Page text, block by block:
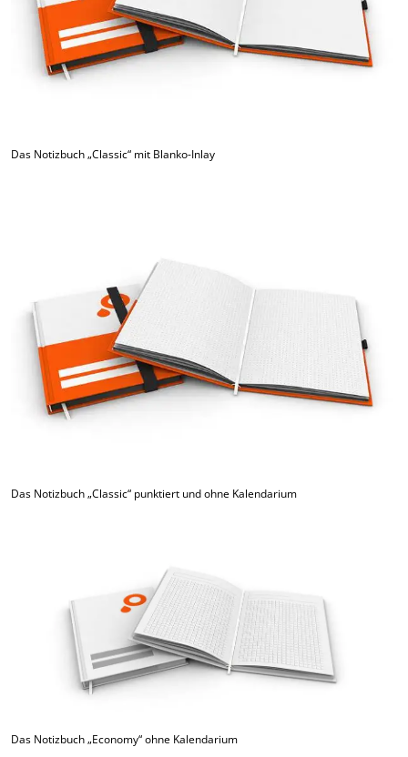
Das Notizbuch „Classic“ mit Blanko-Inlay
Das Notizbuch „Classic“ punktiert und ohne Kalendarium
Das Notizbuch „Economy“ ohne Kalendarium